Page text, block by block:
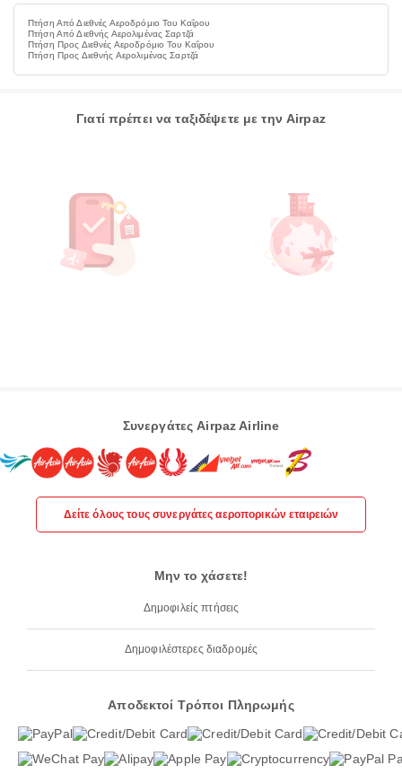
Πτήση Από Διεθνές Αεροδρόμιο Του Καΐρου
Πτήση Από Διεθνής Αερολιμένας Σαρτζά
Πτήση Προς Διεθνές Αεροδρόμιο Του Καΐρου
Πτήση Προς Διεθνής Αερολιμένας Σαρτζά
Γιατί πρέπει να ταξιδέψετε με την Airpaz
Συνεργάτες Airpaz Airline
Δείτε όλους τους συνεργάτες αεροπορικών εταιρειών
Μην το χάσετε!
Δημοφιλείς πτήσεις
Δημοφιλέστερες διαδρομές
Αποδεκτοί Τρόποι Πληρωμής